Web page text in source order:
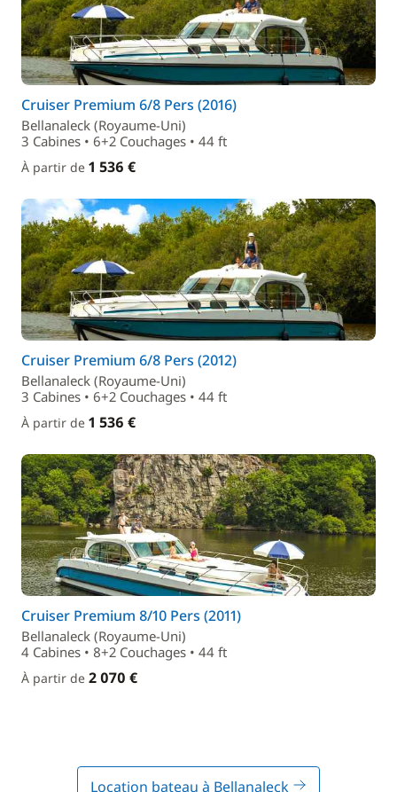
Cruiser Premium 6/8 Pers (2016)
Bellanaleck (Royaume-Uni)
3 Cabines • 6+2 Couchages • 44 ft
À partir de 1 536 €
Cruiser Premium 6/8 Pers (2012)
Bellanaleck (Royaume-Uni)
3 Cabines • 6+2 Couchages • 44 ft
À partir de 1 536 €
Cruiser Premium 8/10 Pers (2011)
Bellanaleck (Royaume-Uni)
4 Cabines • 8+2 Couchages • 44 ft
À partir de 2 070 €
Location bateau à Bellanaleck